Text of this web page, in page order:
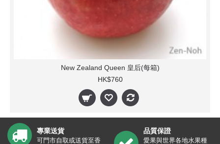
New Zealand Queen 皇后(每箱)
HK$760
專業送貨
可門市自取或送貨至香
品質保證
愛果與世界各地水果種